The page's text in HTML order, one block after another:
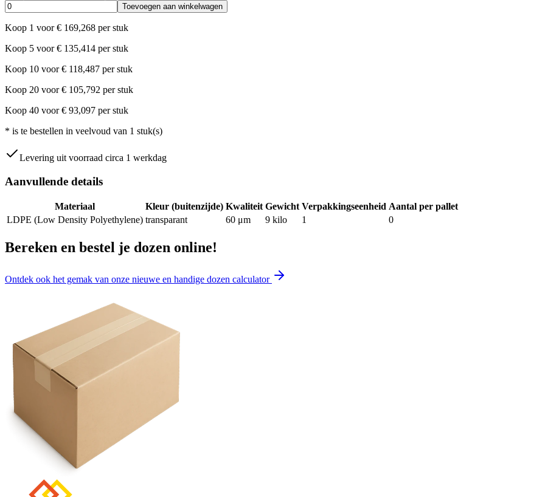
Toevoegen aan winkelwagen
Koop 1 voor € 169,268 per stuk
Koop 5 voor € 135,414 per stuk
Koop 10 voor € 118,487 per stuk
Koop 20 voor € 105,792 per stuk
Koop 40 voor € 93,097 per stuk
* is te bestellen in veelvoud van 1 stuk(s)
Levering uit voorraad circa 1 werkdag
Aanvullende details
Materiaal Kleur (buitenzijde) Kwaliteit Gewicht Verpakkingseenheid Aantal per pallet
LDPE (Low Density Polyethylene) transparant 60 μm 9 kilo 1 0
Bereken en bestel je dozen online!
Ontdek ook het gemak van onze nieuwe en handige dozen calculator